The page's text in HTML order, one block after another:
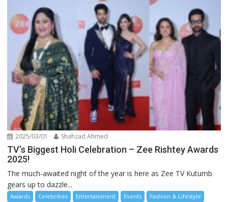
2025/03/01 Shahzad Ahmed
TV’s Biggest Holi Celebration – Zee Rishtey Awards
2025!
The much-awaited night of the year is here as Zee TV Kutumb
gears up to dazzle...
Awards Celebrities Entertainment Events
Fashion & Lifestyle